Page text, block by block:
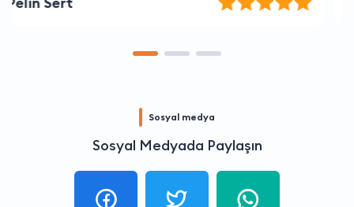
Sosyal medya
Sosyal Medyada Paylaşın